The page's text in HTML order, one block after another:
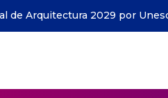
ya ha entregado cerca de 1.500